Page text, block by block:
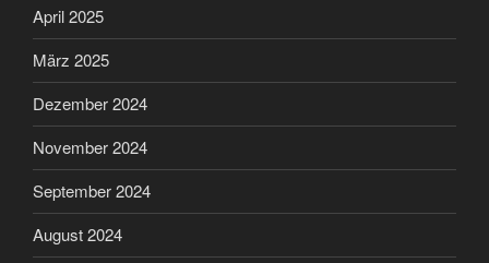
April 2025
März 2025
Dezember 2024
November 2024
September 2024
August 2024